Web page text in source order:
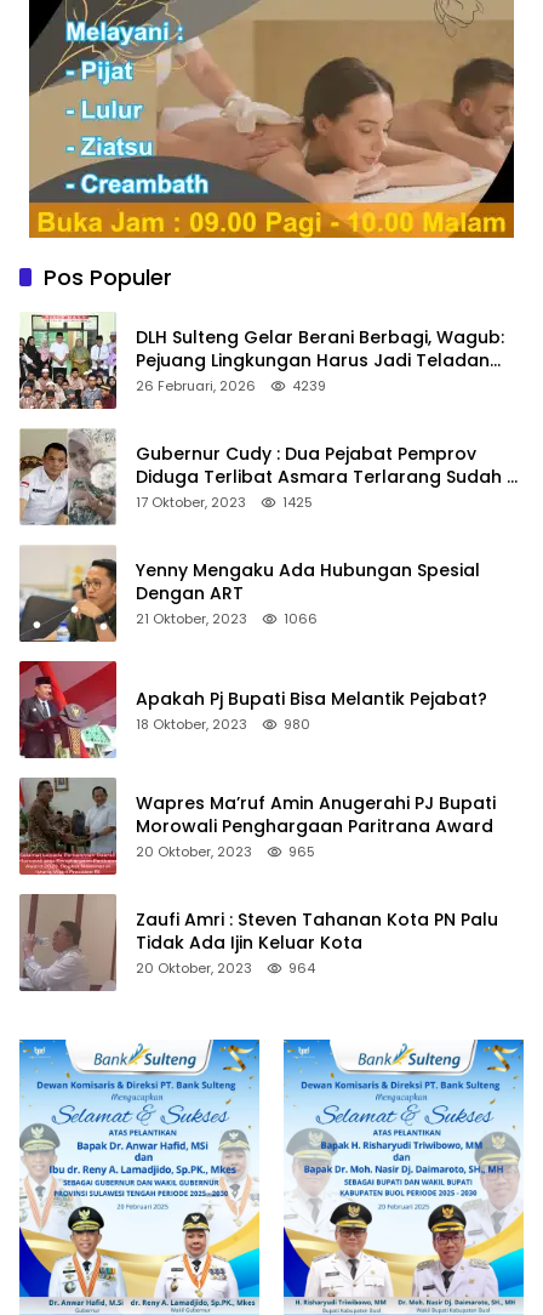
Pos Populer
DLH Sulteng Gelar Berani Berbagi, Wagub:
Pejuang Lingkungan Harus Jadi Teladan
Kepedulian
26 Februari, 2026 4239
Gubernur Cudy : Dua Pejabat Pemprov
Diduga Terlibat Asmara Terlarang Sudah di
Non Job
17 Oktober, 2023 1425
Yenny Mengaku Ada Hubungan Spesial
Dengan ART
21 Oktober, 2023 1066
Apakah Pj Bupati Bisa Melantik Pejabat?
18 Oktober, 2023 980
Wapres Ma’ruf Amin Anugerahi PJ Bupati
Morowali Penghargaan Paritrana Award
20 Oktober, 2023 965
Zaufi Amri : Steven Tahanan Kota PN Palu
Tidak Ada Ijin Keluar Kota
20 Oktober, 2023 964